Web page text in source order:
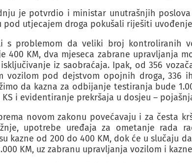
je potvrdio i ministar unutrašnjih
pod utjecajem droga pokušali riješiti
s problemom da veliki broj kontroliranih
400 KM, dva mjeseca zabrane upravljanja
iz saobraćaja. Ipak, od 356
vozilom pod dejstvom opojnih droga, 336
da kazna za odbijanje testiranja bude
i evidentiranje prekršaja u dosjeu –
novom zakonu povećavaju i za česta
upotrebe uređaja za ometanje rada
kazne od 200 do 400 KM, dok će u slučaju
KM, uz zabranu upravljanja vozilom i